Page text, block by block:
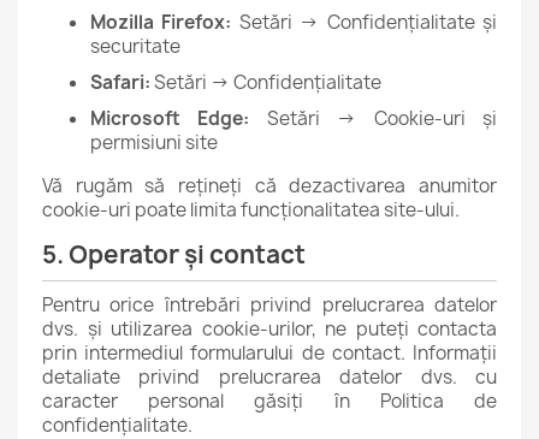
Mozilla Firefox: Setări → Confidențialitate și
securitate
Safari:Setări → Confidențialitate
Microsoft Edge: Setări → Cookie-uri și
permisiuni site
Vă rugăm să rețineți că dezactivarea anumitor
cookie-uri poate limita funcționalitatea site-ului.
5. Operator și contact
Pentru orice întrebări privind prelucrarea datelor
dvs. și utilizarea cookie-urilor, ne puteți contacta
prin intermediulformularului de contact. Informații
detaliate privind prelucrarea datelor dvs. cu
caracter personal găsiți în Politica de
confidențialitate.